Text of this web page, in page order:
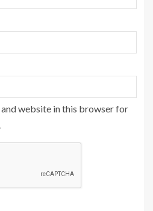
and website in this browser for